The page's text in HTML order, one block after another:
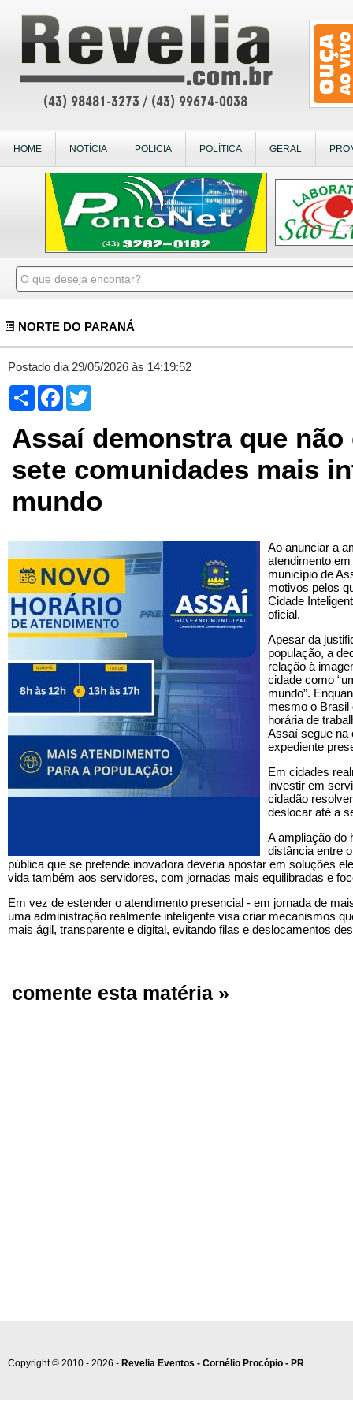
HOME NOTÍCIA POLICIA POLÍTICA GERAL
NORTE DO PARANÁ
Postado dia 29/05/2026 às 14:19:52
Compartilhar
Facebook
Assaí demonstra que não
sete comunidades mais
mundo
Ao anunciar a
atendimento
município de
motivos pelos
Cidade
oficial.
Apesar da
população, a
relação à
cidade como
mundo”.
mesmo o Brasil
horária de
Assaí segue na
expediente
Em cidades
investir em
cidadão
deslocar até a
A ampliação do
distância entre
pública que se pretende inovadora deveria apostar em soluções
vida também aos servidores, com jornadas mais equilibradas e
Em vez de estender o atendimento presencial - em jornada de
uma administração realmente inteligente visa criar mecanismos
mais ágil, transparente e digital, evitando filas e deslocamentos
comente esta matéria »
Copyright © 2010 - 2026 - Revelia Eventos - Cornélio Procópio - PR